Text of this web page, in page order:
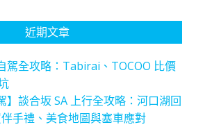
近期文章
駕全攻略：Tabirai、TOCOO 比價
】談合坂 SA 上行全攻略：河口湖回
手禮、美食地圖與塞車應對